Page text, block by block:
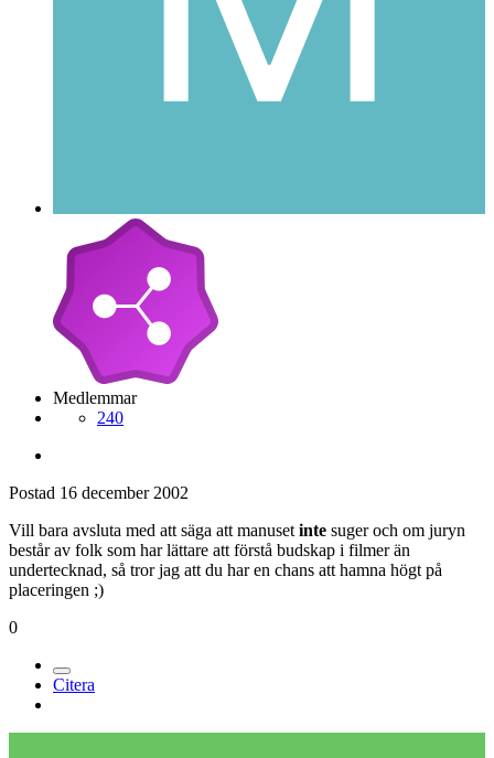
Medlemmar
240
Postad 16 december 2002
Vill bara avsluta med att säga att manusetinte suger och om juryn
består av folk som har lättare att förstå budskap i filmer än
undertecknad, så tror jag att du har en chans att hamna högt på
placeringen ;)
0
Citera